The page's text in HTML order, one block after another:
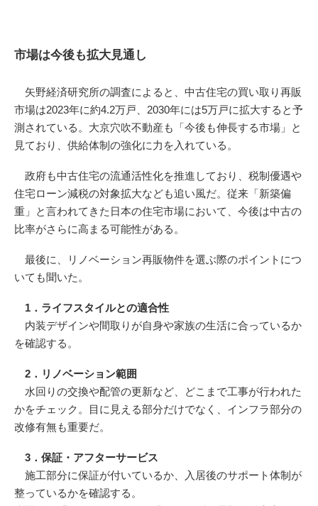
市場は今後も拡大見通し
矢野経済研究所の調査によると、中古住宅の買い取り再販
市場は2023年に約4.2万戸、2030年には5万戸に拡大すると予
測されている。大京穴吹不動産も「今後も伸長する市場」と
見ており、供給体制の強化に力を入れている。
政府も中古住宅の流通活性化を推進しており、税制優遇や
住宅ローン減税の対象拡大なども追い風だ。従来「新築偏
重」と言われてきた日本の住宅市場において、今後は中古の
比率がさらに高まる可能性がある。
最後に、リノベーション再販物件を選ぶ際のポイントにつ
いても聞いた。
1．ライフスタイルとの適合性
内装デザインや間取りが自身や家族の生活に合っているか
を確認する。
2．リノベーション範囲
水回りの交換や配管の更新など、どこまで工事が行われた
かをチェック。目に見える部分だけでなく、インフラ部分の
改修有無も重要だ。
3．保証・アフターサービス
施工部分に保証が付いているか、入居後のサポート体制が
整っているかを確認する。